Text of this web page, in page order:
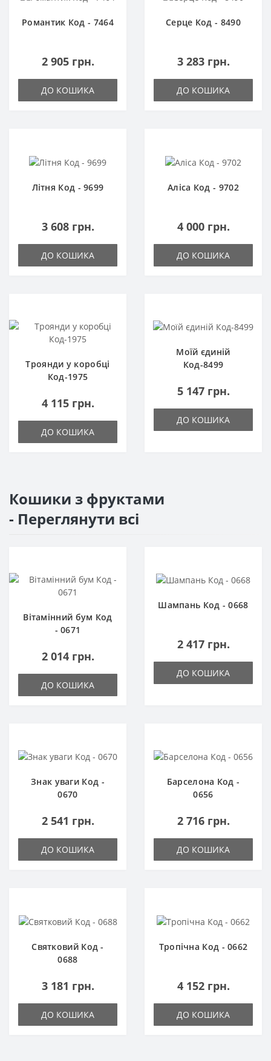
Романтик Код - 7464
2 905 грн.
ДО КОШИКА
Серце Код - 8490
3 283 грн.
ДО КОШИКА
Літня Код - 9699
3 608 грн.
ДО КОШИКА
Аліса Код - 9702
4 000 грн.
ДО КОШИКА
Троянди у коробці
Код-1975
4 115 грн.
ДО КОШИКА
Моїй єдиній
Код-8499
5 147 грн.
ДО КОШИКА
Кошики з фруктами
- Переглянути всі
Вітамінний бум Код
- 0671
2 014 грн.
ДО КОШИКА
Шампань Код - 0668
2 417 грн.
ДО КОШИКА
Знак уваги Код -
0670
2 541 грн.
ДО КОШИКА
Барселона Код -
0656
2 716 грн.
ДО КОШИКА
Святковий Код -
0688
3 181 грн.
ДО КОШИКА
Тропічна Код - 0662
4 152 грн.
ДО КОШИКА